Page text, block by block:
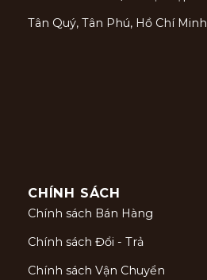
Tân Quý, Tân Phú, Hồ Chí Minh
CHÍNH SÁCH
Chính sách Bán Hàng
Chính sách Đổi - Trả
Chính sách Vận Chuyển